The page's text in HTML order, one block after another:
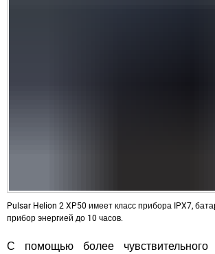
Pulsar Helion 2 XP50 имеет класс прибора IPX7,
прибор энергией до 10 часов.
С помощью более